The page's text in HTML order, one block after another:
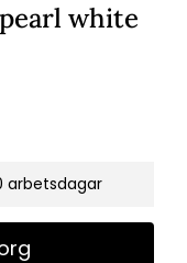
white
arbetsdagar